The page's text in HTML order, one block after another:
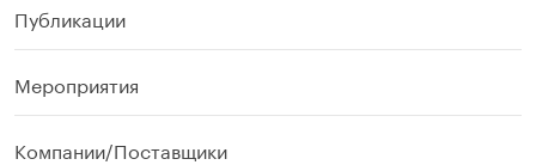
Публикации
Мероприятия
Компании/Поставщики